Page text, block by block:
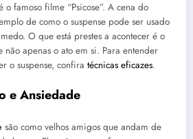
o famoso filme “Psicose”. A cena do
de como o suspense pode ser usado
O que está prestes a acontecer é o
não apenas o ato em si. Para entender
o suspense, confira técnicas eficazes.
e Ansiedade
são como velhos amigos que andam de